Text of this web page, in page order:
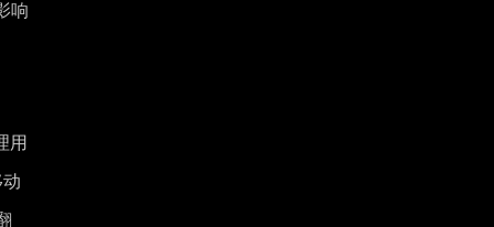
响
用